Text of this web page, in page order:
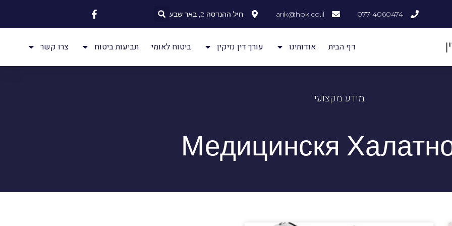
077-4060474
arik@hok.co.il חיל ההנדסה 2, באר שבע
דף הבית אודותינו עורך דין נזיקין ביטוח לאומי תביעות ביטוח צרו קשר
מידע מקצועי
Медицинскя